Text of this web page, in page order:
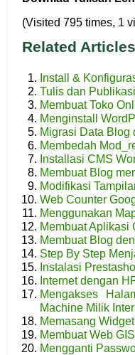
(Visited 795 times, 1
Related Articles
Install &
Tulis dan
Membuat Toko
Menginstall
Migrasi Data Blog
Membedah
Installasi CMS
Membuat Blog
Modifikasi
Web Counter
Menggunakan
Membuat Aplikasi
Membuat Blog
Step By Step
Instalasi
Internet dengan
Mengakses
Machine Milik
Memasang
Membuat Web
Mengganti